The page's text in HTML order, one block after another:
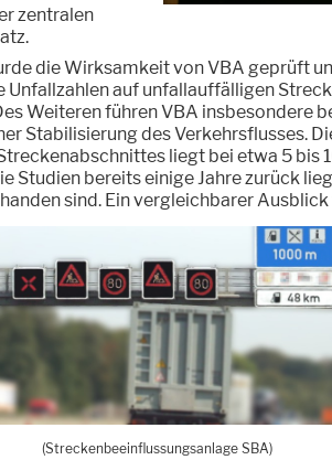
zentralen
die Wirksamkeit von VBA geprüft
auf unfallauffälligen
Weiteren führen VBA insbesondere
Stabilisierung des Verkehrsflusses.
liegt bei etwa 5 bis
Studien bereits einige Jahre zurück
sind. Ein vergleichbarer
(Streckenbeeinflussungsanlage SBA)